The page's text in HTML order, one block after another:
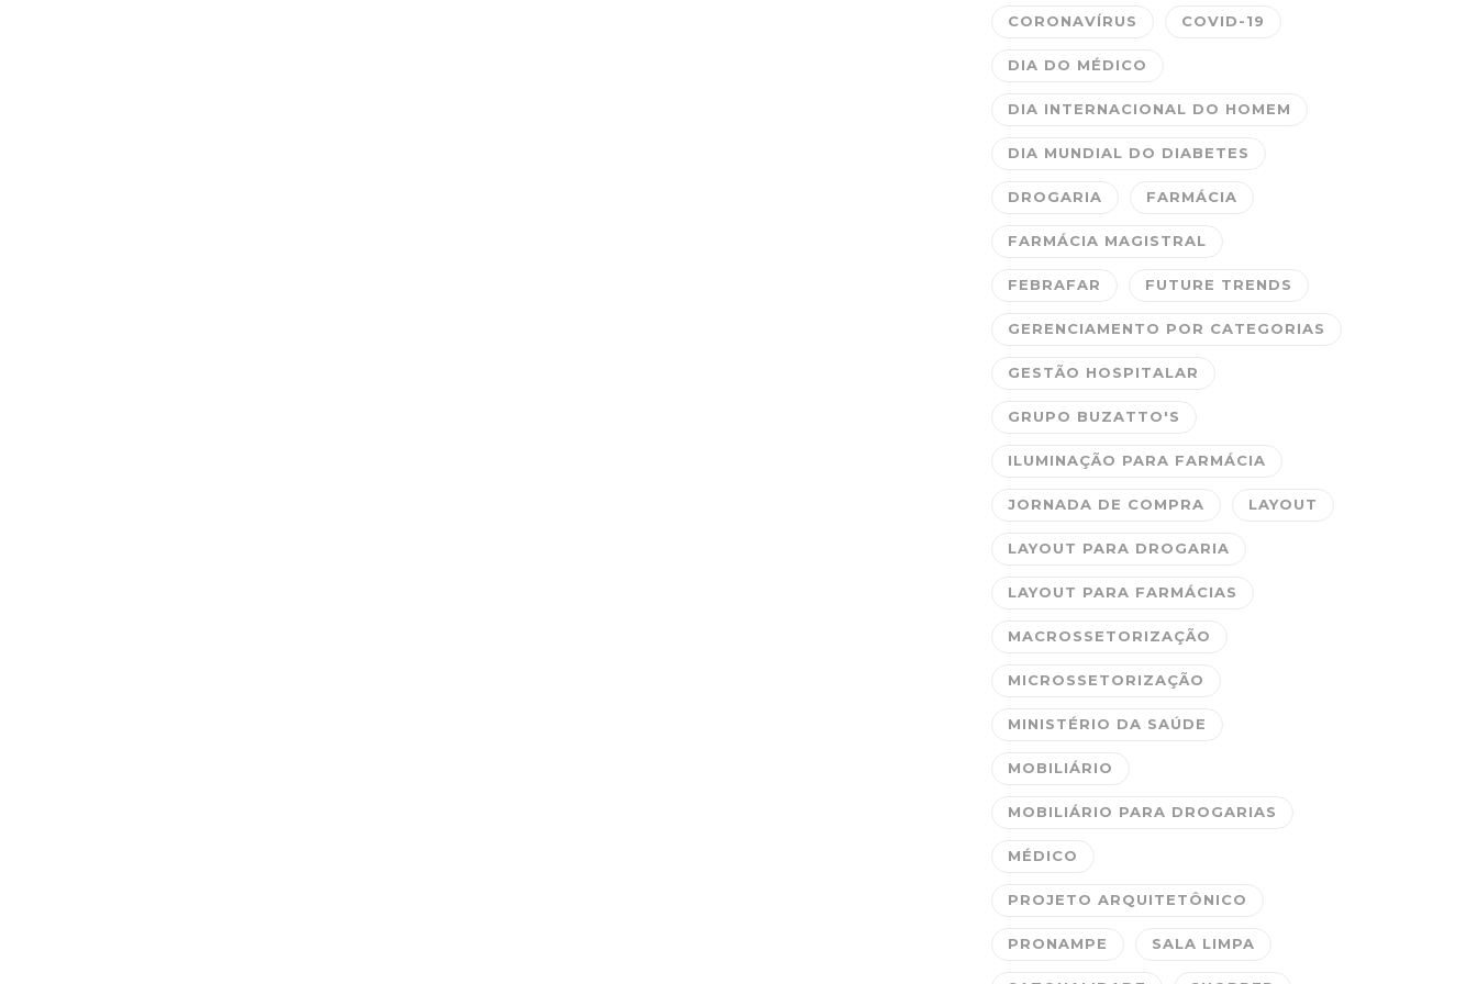
CORONAVÍRUS COVID-19
DIA DO MÉDICO
DIA INTERNACIONAL DO HOMEM
DIA MUNDIAL DO DIABETES
DROGARIA FARMÁCIA
FARMÁCIA MAGISTRAL
FEBRAFAR FUTURE TRENDS
GERENCIAMENTO POR CATEGORIAS
GESTÃO HOSPITALAR
GRUPO BUZATTO'S
ILUMINAÇÃO PARA FARMÁCIA
JORNADA DE COMPRA LAYOUT
LAYOUT PARA DROGARIA
LAYOUT PARA FARMÁCIAS
MACROSSETORIZAÇÃO
MICROSSETORIZAÇÃO
MINISTÉRIO DA SAÚDE
MOBILIÁRIO
MOBILIÁRIO PARA DROGARIAS
MÉDICO
PROJETO ARQUITETÔNICO
PRONAMPE SALA LIMPA